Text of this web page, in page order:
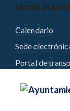
Saltar
contenido
Menú
Calendario
Sede
Portal de